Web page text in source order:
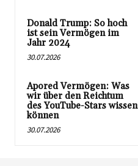
Donald Trump: So hoch
ist sein Vermögen im
Jahr 2024
30.07.2026
Apored Vermögen: Was
wir über den Reichtum
des YouTube-Stars wissen
können
30.07.2026